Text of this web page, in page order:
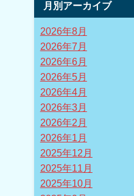
月別アーカイブ
2026年8月
2026年7月
2026年6月
2026年5月
2026年4月
2026年3月
2026年2月
2026年1月
2025年12月
2025年11月
2025年10月